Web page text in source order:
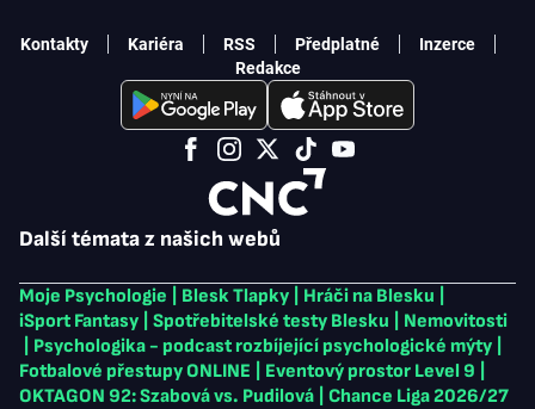
Další témata z našich webů
Moje Psychologie Blesk Tlapky Hráči na Blesku
iSport Fantasy
Spotřebitelské testy Blesku
Nemovitosti
Psychologika - podcast rozbíjející psychologické mýty
Fotbalové přestupy ONLINE
Eventový prostor Level 9
OKTAGON 92: Szabová vs. Pudilová
Chance Liga 2026/27
Kontakty Kariéra RSS Předplatné
Inzerce
Redakce